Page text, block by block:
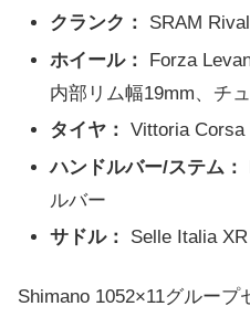
クランク：
SRAM
ホイール：
Forza
内部リム幅19mm、チ
タイヤ： Vittoria Corsa
ハンドルバー/ステム：
ルバー
サドル：
Selle Italia XR
Shimano 1052×11グループ